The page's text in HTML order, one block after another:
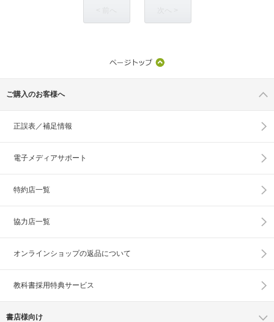
ご購入のお客様へ
正誤表／補足情報
電子メディアサポート
特約店一覧
協力店一覧
オンラインショップの返品について
教科書採用特典サービス
書店様向け